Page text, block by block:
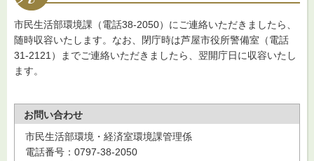
市民生活部環境課（電話38-2050）にご連絡いただきましたら、
随時収容いたします。なお、閉庁時は芦屋市役所警備室（電話
31-2121）までご連絡いただきましたら、翌開庁日に収容いたし
ます。
お問い合わせ
市民生活部環境・経済室環境課管理係
電話番号：0797-38-2050